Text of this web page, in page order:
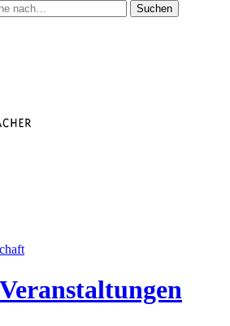
Suchen